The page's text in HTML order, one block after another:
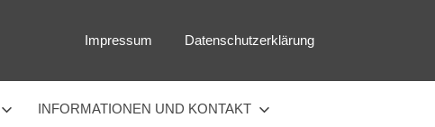
Impressum Datenschutzerklärung
INFORMATIONEN UND KONTAKT